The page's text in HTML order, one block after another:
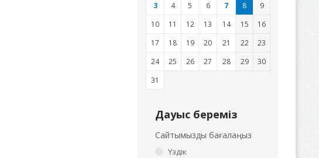
3
4 5 6 7 8
9
10
11 12 13 14 15
16
17
18 19 20 21 22
23
24
25 26 27 28 29
30
31
Дауыс береміз
Сайтымызды бағалаңыз
Үздік